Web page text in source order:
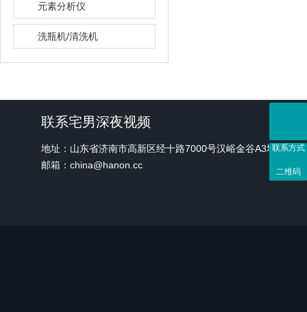
元素分析仪
洗瓶机/清洗机
联系宅男深夜视频
地址：山东省济南市高新区经十路7000号汉峪金谷A3地块1号
邮箱：china@hanon.cc
联系方式
二维码